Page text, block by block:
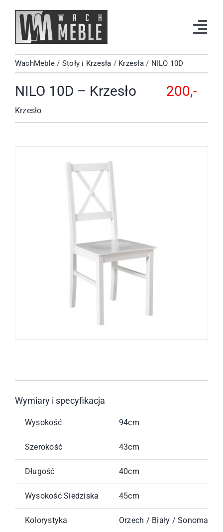
zawartości
Strona Główna
Katalog
WachMeble / Stoły i Krzesła / Krzesła/ NILO 10D
NILO 10D – Krzesło
Krzesło
200,-
Wymiary i specyfikacja
Wysokość 94cm
Szerokość 43cm
Długość 40cm
Wysokość Siedziska 45cm
Kolorystyka Orzech / Biały / Sonoma /